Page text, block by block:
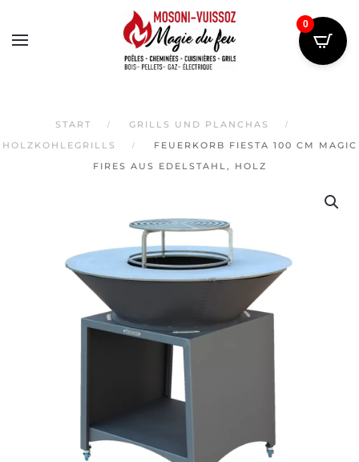
START
GRILLS UND PLANCHAS
HOLZKOHLEGRILLS
FEUERKORB FIESTA 100 CM MAGIC
FIRES AUS EDELSTAHL, HOLZ
0